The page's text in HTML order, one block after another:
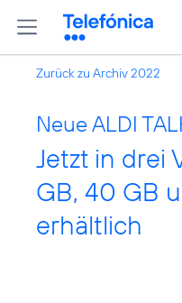
Zurück zu Archiv 2022
Neue ALDI
Jetzt in drei
GB, 40 GB
erhältlich